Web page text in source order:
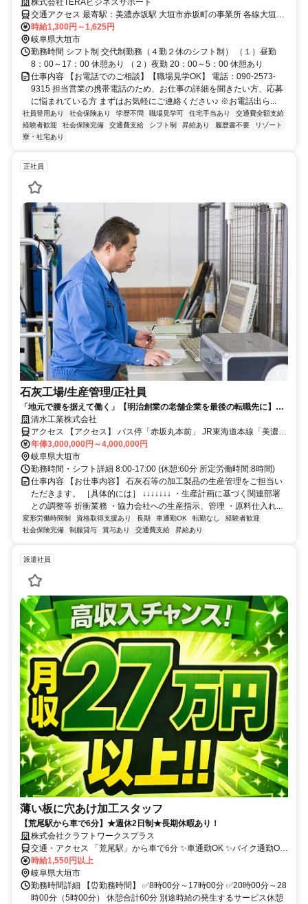
にぴったりの派遣会社です♪
株式会社TERAビジネスサポート
交通アクセス 最寄駅：美濃赤坂駅 大垣市赤坂町の事業所 各線大垣駅
下車 車通勤が便利です
時給1,300円～1,625円
岐阜県大垣市
勤務時間 シフト制 交代制勤務（４勤２休のシフト制） （１）昼勤
8：00～17：00 休憩あり （２）夜勤 20：00～5：00 休憩あり
仕事内容 【お電話でのご相談】【職場見学OK】 電話：090-2573-
9315 担当営業の携帯電話のため、お仕事の詳細を聞きたい方、応募
に悩まれている方 まずはお気軽にご連絡ください♪ ※お電話出ら...
社員登用あり 社会保険あり 学歴不問 職場見学可 住宅手当あり
交通費全額支給
経験者歓迎
社会保険完備 交通費支給 シフト制 昇給あり 履歴書不要
リゾート
寮・社宅あり
正社員
石灰工場/生産管理/正社員
「地元で腰を据えて働く」【明治創業の老舗企業を最後の転職先に】転
勤なし/長期就業/残業少なめ/再雇用制度あり/夜勤なし/土日休み/ワークラ
イフバランス充実_その他
清水工業株式会社
アクセス 【アクセス】 バス停「赤坂丸本前」 JR東海道本線「美濃赤
坂駅」
年俸3,000,000円～4,000,000円
岐阜県大垣市
勤務時間・シフト詳細 8:00-17:00 (休憩:60分 所定労働時間:8時間)
仕事内容 【お仕事内容】 石灰石等の加工製品の生産管理をご担当い
ただきます。 ［具体的には］ ↓↓↓↓↓↓↓ ・生産計画に基づく関連部署
との調整等 折衝業務 ・協力会社への生産指示、管理 ・原料仕入れ...
変形労働時間制 資格取得支援あり 長期 車通勤OK 転勤なし
経験者歓迎
社会保険完備
制服貸与 賞与あり 交通費支給 昇給あり
派遣社員
薄い板に穴あけ加工スタッフ
【荒尾駅から車で6分】★週休2日制★長期休暇あり！
株式会社クラフトワークスプラス
交通・アクセス 「荒尾駅」から車で6分 ✨車通勤OK ✨バイク通勤OK
✨転勤なし！
時給1,550円以上
岐阜県大垣市
勤務時間詳細 【⏰️勤務時間】 ✅️8時00分～17時00分 ✅️20時00分～28
時00分（5時00分） 休憩合計60分 別途時給の発生するサービス休憩